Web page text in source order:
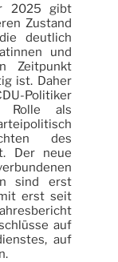
2025 gibt
Zustand
deutlich
und
Zeitpunkt
ist. Daher
Politiker
Rolle als
des
Der neue
sind erst
erst seit
auf
auf